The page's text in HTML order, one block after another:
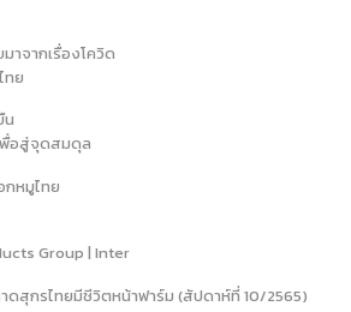
าจากเรื่องโควิด
ทย
พื่อสู่จุดสมดุล
หมูไทย
Group | Inter
ดสุกรไทยมีชีวิตหน้าฟาร์ม (สัปดาห์ที่ 10/2565)